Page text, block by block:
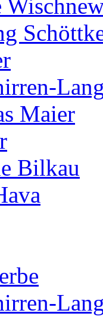
Maier
Bilkau